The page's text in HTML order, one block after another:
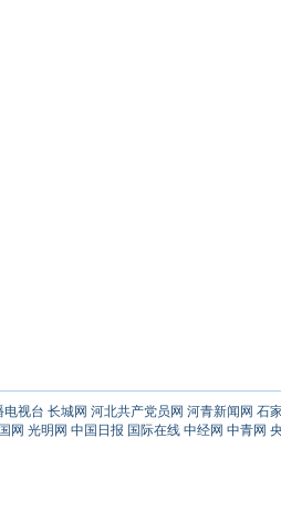
电视台 长城网 河北共产党员网 河青新闻网 石
网 光明网 中国日报 国际在线 中经网 中青网